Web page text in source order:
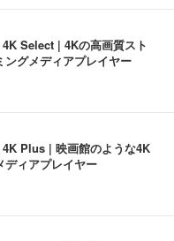
Select | 4Kの高画質スト
ングメディアプレイヤー
Plus | 映画館のような4K
ィアプレイヤー